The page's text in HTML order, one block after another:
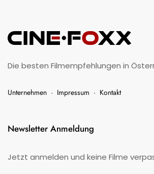
Die besten Filmempfehlungen in
Unternehmen · Impressum · Kontakt
Newsletter Anmeldung
Jetzt anmelden und keine Filme